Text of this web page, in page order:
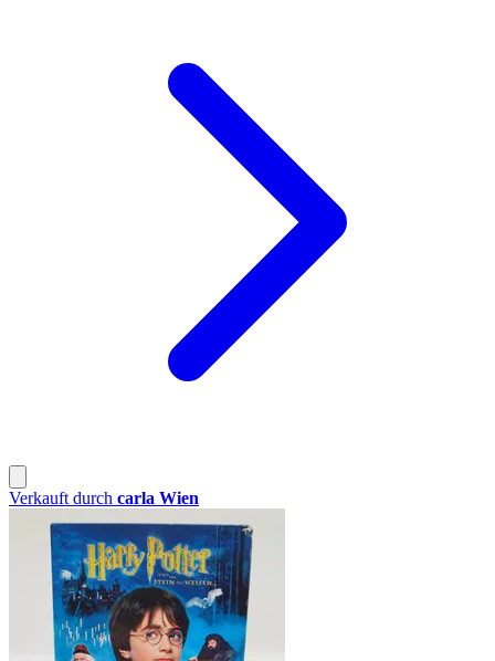
Verkauft durch carla Wien